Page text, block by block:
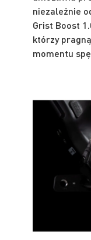
niezależnie
Grist Boost
którzy
momentu